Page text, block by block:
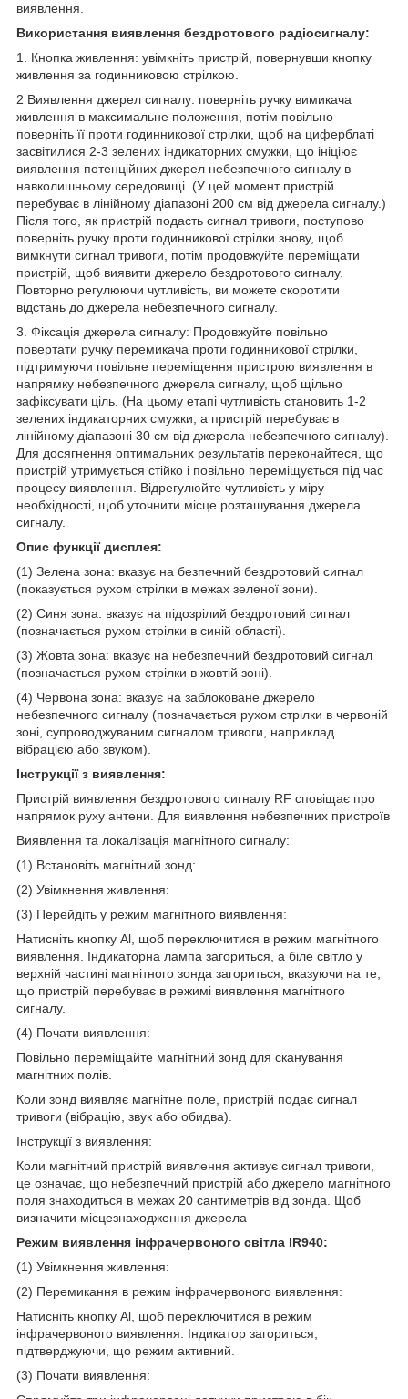
виявлення.
Використання виявлення бездротового радіосигналу:
1. Кнопка живлення: увімкніть пристрій, повернувши кнопку
живлення за годинниковою стрілкою.
2 Виявлення джерел сигналу: поверніть ручку вимикача
живлення в максимальне положення, потім повільно
поверніть її проти годинникової стрілки, щоб на циферблаті
засвітилися 2-3 зелених індикаторних смужки, що ініціює
виявлення потенційних джерел небезпечного сигналу в
навколишньому середовищі. (У цей момент пристрій
перебуває в лінійному діапазоні 200 см від джерела сигналу.)
Після того, як пристрій подасть сигнал тривоги, поступово
поверніть ручку проти годинникової стрілки знову, щоб
вимкнути сигнал тривоги, потім продовжуйте переміщати
пристрій, щоб виявити джерело бездротового сигналу.
Повторно регулюючи чутливість, ви можете скоротити
відстань до джерела небезпечного сигналу.
3. Фіксація джерела сигналу: Продовжуйте повільно
повертати ручку перемикача проти годинникової стрілки,
підтримуючи повільне переміщення пристрою виявлення в
напрямку небезпечного джерела сигналу, щоб щільно
зафіксувати ціль. (На цьому етапі чутливість становить 1-2
зелених індикаторних смужки, а пристрій перебуває в
лінійному діапазоні 30 см від джерела небезпечного сигналу).
Для досягнення оптимальних результатів переконайтеся, що
пристрій утримується стійко і повільно переміщується під час
процесу виявлення. Відрегулюйте чутливість у міру
необхідності, щоб уточнити місце розташування джерела
сигналу.
Опис функції дисплея:
(1) Зелена зона: вказує на безпечний бездротовий сигнал
(показується рухом стрілки в межах зеленої зони).
(2) Синя зона: вказує на підозрілий бездротовий сигнал
(позначається рухом стрілки в синій області).
(3) Жовта зона: вказує на небезпечний бездротовий сигнал
(позначається рухом стрілки в жовтій зоні).
(4) Червона зона: вказує на заблоковане джерело
небезпечного сигналу (позначається рухом стрілки в червоній
зоні, супроводжуваним сигналом тривоги, наприклад
вібрацією або звуком).
Інструкції з виявлення:
Пристрій виявлення бездротового сигналу RF сповіщає про
напрямок руху антени. Для виявлення небезпечних пристроїв
Виявлення та локалізація магнітного сигналу:
(1) Встановіть магнітний зонд:
(2) Увімкнення живлення:
(3) Перейдіть у режим магнітного виявлення:
Натисніть кнопку Al, щоб переключитися в режим магнітного
виявлення. Індикаторна лампа загориться, а біле світло у
верхній частині магнітного зонда загориться, вказуючи на те,
що пристрій перебуває в режимі виявлення магнітного
сигналу.
(4) Почати виявлення:
Повільно переміщайте магнітний зонд для сканування
магнітних полів.
Коли зонд виявляє магнітне поле, пристрій подає сигнал
тривоги (вібрацію, звук або обидва).
Інструкції з виявлення:
Коли магнітний пристрій виявлення активує сигнал тривоги,
це означає, що небезпечний пристрій або джерело магнітного
поля знаходиться в межах 20 сантиметрів від зонда. Щоб
визначити місцезнаходження джерела
Режим виявлення інфрачервоного світла IR940:
(1) Увімкнення живлення:
(2) Перемикання в режим інфрачервоного виявлення:
Натисніть кнопку Al, щоб переключитися в режим
інфрачервоного виявлення. Індикатор загориться,
підтверджуючи, що режим активний.
(3) Почати виявлення: